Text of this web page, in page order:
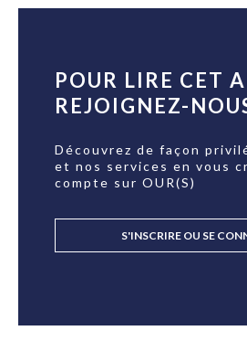
POUR LIRE CET
REJOIGNEZ-
Découvrez de façon
et nos services en vous
compte sur OUR(S)
S'INSCRIRE OU SE